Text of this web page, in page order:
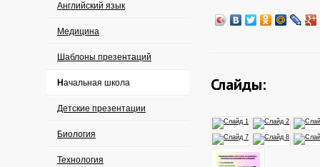
Английский язык
Медицина
Шаблоны презентаций
Начальная школа
Детские презентации
Биология
Технология
Слайды: